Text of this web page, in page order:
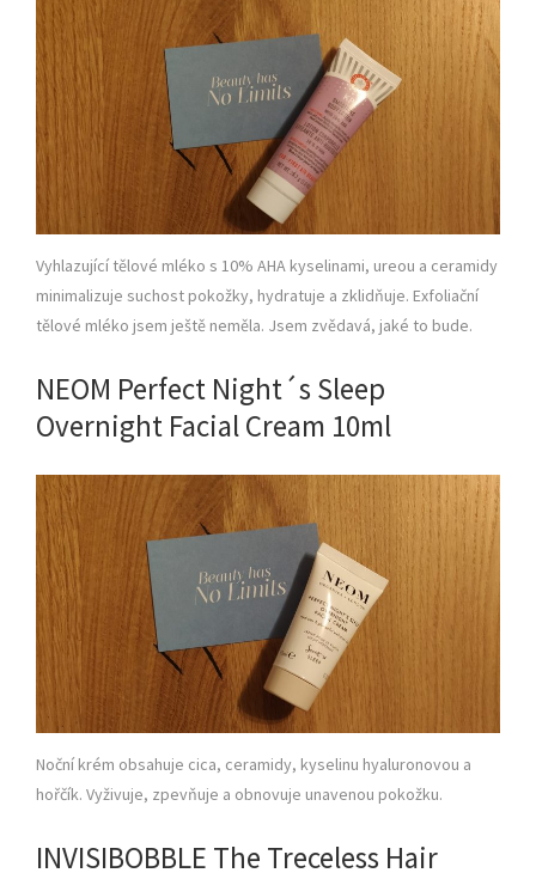
Vyhlazující tělové mléko s 10% AHA kyselinami, ureou a ceramidy
minimalizuje suchost pokožky, hydratuje a zklidňuje. Exfoliační
tělové mléko jsem ještě neměla. Jsem zvědavá, jaké to bude.
NEOM Perfect Night´s Sleep
Overnight Facial Cream 10ml
Noční krém obsahuje cica, ceramidy, kyselinu hyaluronovou a
hořčík. Vyživuje, zpevňuje a obnovuje unavenou pokožku.
INVISIBOBBLE The Treceless Hair